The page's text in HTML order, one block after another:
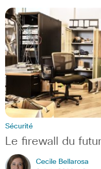
Sécurité
Le firewall du
Cecile Bellarosa